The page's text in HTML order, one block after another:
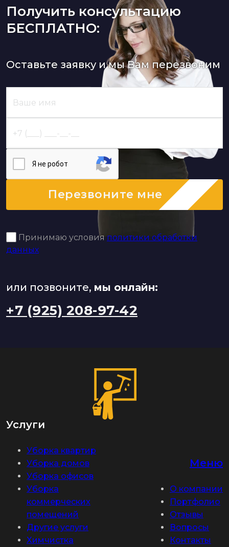
Получить консультацию
БЕСПЛАТНО:
Оставьте заявку и мы Вам перезвоним
Я нe poбoт
Перезвоните мне
Принимаю условия политики обработки
данных
или позвоните, мы онлайн:
+7 (925) 208-97-42
Услуги
Уборка квартир
Уборка домов
Уборка офисов
Уборка
коммерческих
помещений
Другие услуги
Химчистка
Меню
О компании
Портфолио
Отзывы
Вопросы
Контакты